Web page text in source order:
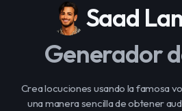
Saad
Generador
Crea locuciones usando la famosa
una manera sencilla de obtener